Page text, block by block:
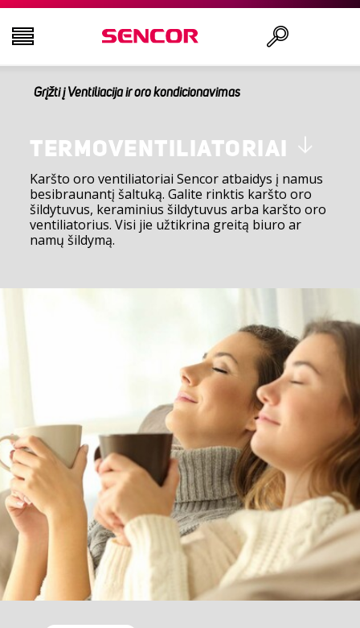
TELEVIZORIAI
GARSO IR VAIZDO TECHNIKA
VIRTUVĖ
NAMŲ ŪKIO PREKĖS
GROŽIO IR SVEIKATOS PREKĖS
Grįžti į Ventiliacija ir oro kondicionavimas
TERMOVENTILIATORIAI
Karšto oro ventiliatoriai Sencor atbaidys į namus
besibraunantį šaltuką. Galite rinktis karšto oro
šildytuvus, keraminius šildytuvus arba karšto oro
ventiliatorius. Visi jie užtikrina greitą biuro ar
namų šildymą.